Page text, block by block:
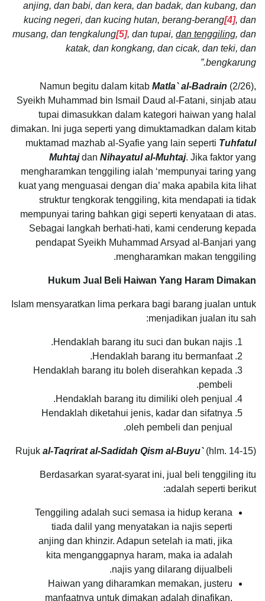
anjing, dan babi, dan kera, dan badak, dan kubang, dan
kucing negeri, dan kucing hutan, berang-berang[4], dan
musang, dan tengkalung[5], dan tupai, dan tenggiling, dan
katak, dan kongkang, dan cicak, dan teki, dan
bengkarung.”
Namun begitu dalam kitab Matla` al-Badrain (2/26),
Syeikh Muhammad bin Ismail Daud al-Fatani, sinjab atau
tupai dimasukkan dalam kategori haiwan yang halal
dimakan. Ini juga seperti yang dimuktamadkan dalam kitab
muktamad mazhab al-Syafie yang lain seperti Tuhfatul
Muhtajdan Nihayatul al-Muhtaj. Jika faktor yang
mengharamkan tenggiling ialah ‘mempunyai taring yang
kuat yang menguasai dengan dia’ maka apabila kita lihat
struktur tengkorak tenggiling, kita mendapati ia tidak
mempunyai taring bahkan gigi seperti kenyataan di atas.
Sebagai langkah berhati-hati, kami cenderung kepada
pendapat Syeikh Muhammad Arsyad al-Banjari yang
mengharamkan makan tenggiling.
Hukum Jual Beli Haiwan Yang Haram Dimakan
Islam mensyaratkan lima perkara bagi barang jualan untuk
menjadikan jualan itu sah:
Hendaklah barang itu suci dan bukan najis.
Hendaklah barang itu bermanfaat.
Hendaklah barang itu boleh diserahkan kepada
pembeli.
Hendaklah barang itu dimiliki oleh penjual.
Hendaklah diketahui jenis, kadar dan sifatnya
oleh pembeli dan penjual.
Rujuk al-Taqrirat al-Sadidah Qism al-Buyu`(hlm. 14-15)
Berdasarkan syarat-syarat ini, jual beli tenggiling itu
adalah seperti berikut:
Tenggiling adalah suci semasa ia hidup kerana
tiada dalil yang menyatakan ia najis seperti
anjing dan khinzir. Adapun setelah ia mati, jika
kita menganggapnya haram, maka ia adalah
najis yang dilarang dijualbeli.
Haiwan yang diharamkan memakan, justeru
manfaatnya untuk dimakan adalah dinafikan.